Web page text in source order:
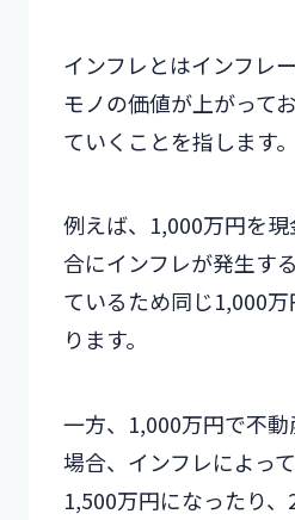
インフレとはインフレ
モノの価値が上がって
ていくことを指します。
例えば、1,000万円を
合にインフレが発生す
ているため同じ1,000
ります。
一方、1,000万円で不
場合、インフレによっ
1,500万円になったり